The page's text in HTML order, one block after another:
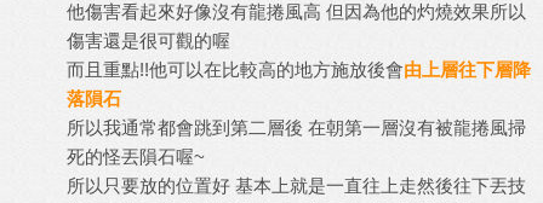
他傷害看起來好像沒有龍捲風高 但因為他的灼燒效果所以
傷害還是很可觀的喔
而且重點!!他可以在比較高的地方施放後會由上層往下層降
落隕石
所以我通常都會跳到第二層後 在朝第一層沒有被龍捲風掃
死的怪丟隕石喔~
所以只要放的位置好 基本上就是一直往上走然後往下丟技